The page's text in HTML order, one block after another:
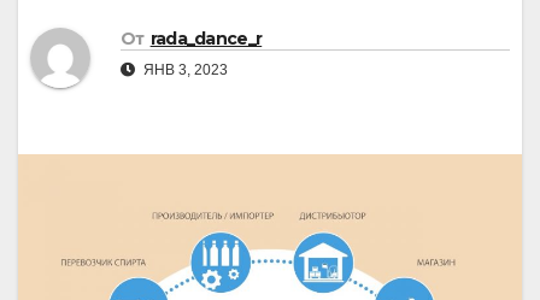
От rada_dance_r
ЯНВ 3, 2023